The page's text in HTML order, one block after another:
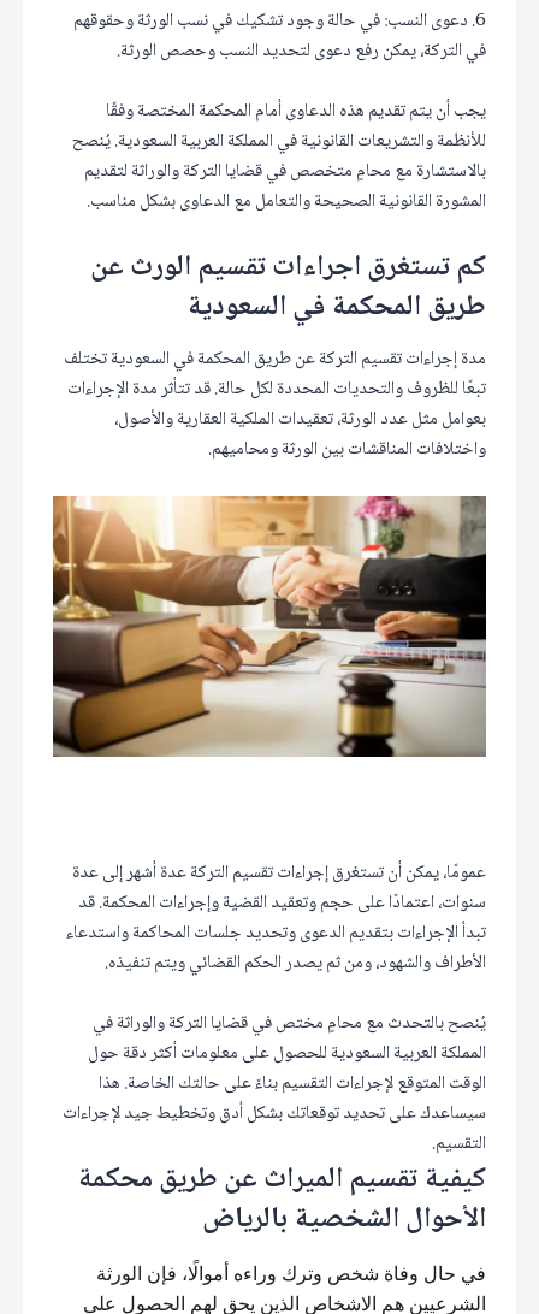
6. دعوى النسب: في حالة وجود تشكيك في نسب الورثة وحقوقهم
في التركة، يمكن رفع دعوى لتحديد النسب وحصص الورثة.
يجب أن يتم تقديم هذه الدعاوى أمام المحكمة المختصة وفقًا
للأنظمة والتشريعات القانونية في المملكة العربية السعودية. يُنصح
بالاستشارة مع محامٍ متخصص في قضايا التركة والوراثة لتقديم
المشورة القانونية الصحيحة والتعامل مع الدعاوى بشكل مناسب.
كم تستغرق اجراءات تقسيم الورث عن
طريق المحكمة في السعودية
مدة إجراءات تقسيم التركة عن طريق المحكمة في السعودية تختلف
تبعًا للظروف والتحديات المحددة لكل حالة. قد تتأثر مدة الإجراءات
بعوامل مثل عدد الورثة، تعقيدات الملكية العقارية والأصول،
واختلافات المناقشات بين الورثة ومحاميهم.
عمومًا، يمكن أن تستغرق إجراءات تقسيم التركة عدة أشهر إلى عدة
سنوات، اعتمادًا على حجم وتعقيد القضية وإجراءات المحكمة. قد
تبدأ الإجراءات بتقديم الدعوى وتحديد جلسات المحاكمة واستدعاء
الأطراف والشهود، ومن ثم يصدر الحكم القضائي ويتم تنفيذه.
يُنصح بالتحدث مع محامٍ مختص في قضايا التركة والوراثة في
المملكة العربية السعودية للحصول على معلومات أكثر دقة حول
الوقت المتوقع لإجراءات التقسيم بناءً على حالتك الخاصة. هذا
سيساعدك على تحديد توقعاتك بشكل أدق وتخطيط جيد لإجراءات
التقسيم.
كيفية تقسيم الميراث عن طريق محكمة
الأحوال الشخصية بالرياض